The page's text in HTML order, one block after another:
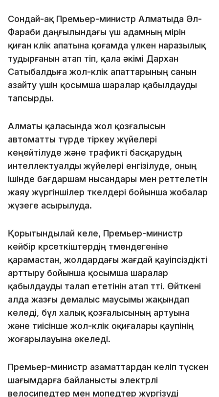
Сондай-ақ Премьер-министр Алматыда Әл-
Фараби даңғылындағы үш адамның өмірін
қиған көлік апатына қоғамда үлкен наразылық
тудырғанын атап өтіп, қала әкімі Дархан
Сатыбалдыға жол-көлік апаттарының санын
азайту үшін қосымша шаралар қабылдауды
тапсырды.
Алматы қаласында жол қозғалысын
автоматты түрде тіркеу жүйелері
кеңейтілуде және трафикті басқарудың
интеллектуалды жүйелері енгізілуде, оның
ішінде бағдаршам нысандары мен реттелетін
жаяу жүргіншілер өткелдері бойынша жобалар
жүзеге асырылуда.
Қорытындылай келе, Премьер-министр
кейбір көрсеткіштердің төмендегеніне
қарамастан, жолдардағы жағдай қауіпсіздікті
арттыру бойынша қосымша шаралар
қабылдауды талап ететінін атап өтті. Өйткені
алда жазғы демалыс маусымы жақындап
келеді, бұл халық қозғалысының артуына
және тиісінше жол-көлік оқиғалары қаупінің
жоғарылауына әкеледі.
Премьер-министр азаматтардан келіп түскен
шағымдарға байланысты электрлі
велосипедтер мен мопедтер жүргізуді